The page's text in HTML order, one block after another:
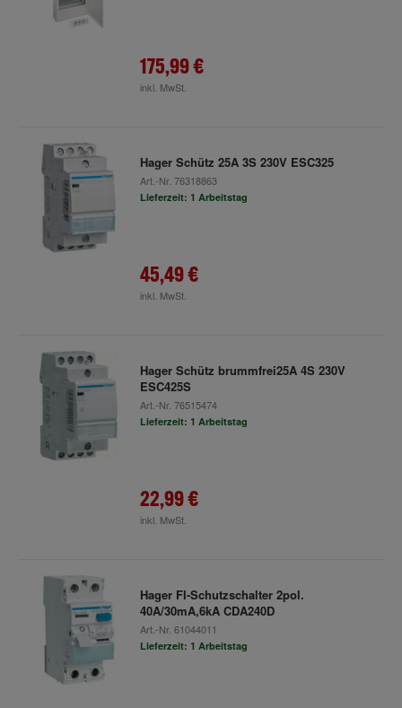
175,99 €
inkl. MwSt.
Hager Schütz 25A 3S 230V ESC325
Art.-Nr. 76318863
Lieferzeit: 1 Arbeitstag
45,49 €
inkl. MwSt.
Hager Schütz brummfrei25A 4S 230V
ESC425S
Art.-Nr. 76515474
Lieferzeit: 1 Arbeitstag
22,99 €
inkl. MwSt.
Hager FI-Schutzschalter 2pol.
40A/30mA,6kA CDA240D
Art.-Nr. 61044011
Lieferzeit: 1 Arbeitstag